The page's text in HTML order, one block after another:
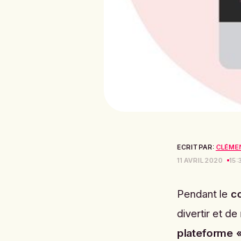
ECRIT PAR:
11 AVRIL 2020
Pendant le
divertir et de
plateforme